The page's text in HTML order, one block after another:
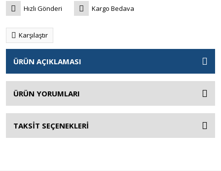
Hızlı Gönderi Kargo Bedava
Karşılaştır
ÜRÜN AÇIKLAMASI
ÜRÜN YORUMLARI
TAKSİT SEÇENEKLERİ